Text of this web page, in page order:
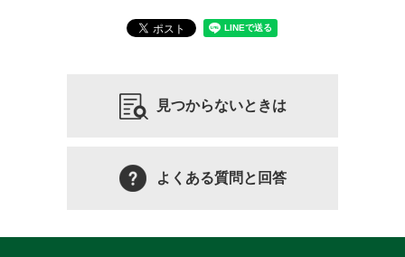
見つからないときは
よくある質問と回答